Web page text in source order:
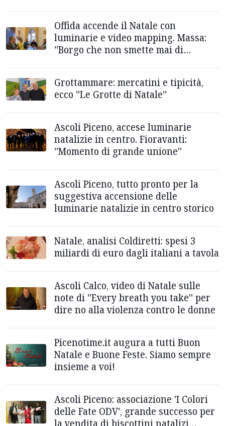
Offida accende il Natale con
luminarie e video mapping. Massa:
''Borgo che non smette mai di
Grottammare: mercatini e tipicità,
ecco ''Le Grotte di Natale''
Ascoli Piceno, accese luminarie
natalizie in centro. Fioravanti:
''Momento di grande unione''
Ascoli Piceno, tutto pronto per la
suggestiva accensione delle
luminarie natalizie in centro storico
Natale, analisi Coldiretti: spesi 3
miliardi di euro dagli italiani a tavola
Ascoli Calco, video di Natale sulle
note di ''Every breath you take'' per
dire no alla violenza contro le donne
Picenotime.it augura a tutti Buon
Natale e Buone Feste. Siamo sempre
insieme a voi!
Ascoli Piceno: associazione 'I Colori
delle Fate ODV', grande successo per
la vendita di biscottini natalizi